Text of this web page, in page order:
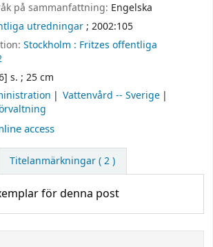
på sammanfattning: Engelska
utredningar; 2002:105
Stockholm : Fritzes offentliga
s. ; 25 cm
Vattenvård -- Sverige
access
Titelanmärkningar ( 2 )
för denna post